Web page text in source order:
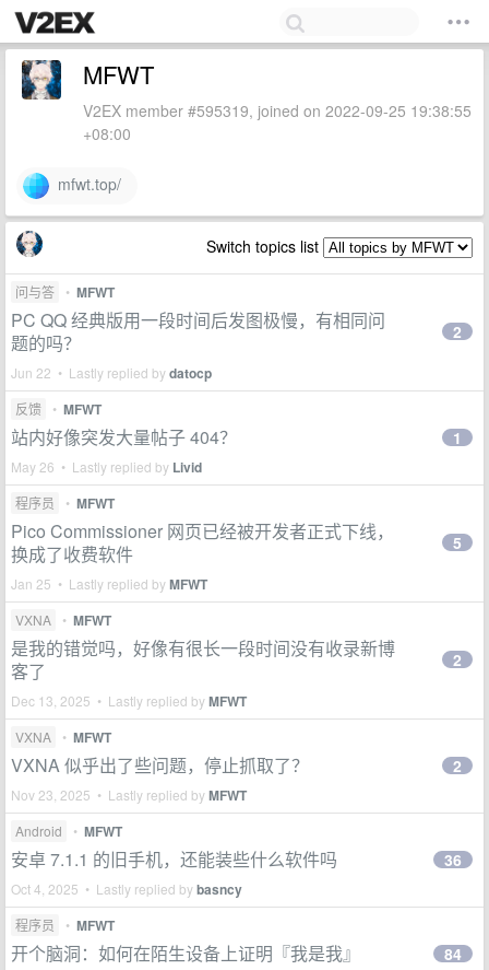
MFWT
V2EX member #595319, joined on 2022-09-25 19:38:55
+08:00
mfwt.top/
Switch topics list
问与答 • MFWT
PC QQ 经典版用一段时间后发图极慢，有相同问
题的吗？
Jun 22 • Lastly replied bydatocp
2
反馈 • MFWT
站内好像突发大量帖子 404？
May 26 • Lastly replied by Livid
1
程序员 • MFWT
Pico Commissioner 网页已经被开发者正式下线，
换成了收费软件
Jan 25 • Lastly replied byMFWT
5
VXNA • MFWT
是我的错觉吗，好像有很长一段时间没有收录新博
客了
Dec 13, 2025 • Lastly replied byMFWT
2
VXNA • MFWT
VXNA 似乎出了些问题，停止抓取了？
Nov 23, 2025 • Lastly replied byMFWT
2
Android • MFWT
安卓 7.1.1 的旧手机，还能装些什么软件吗
Oct 4, 2025 • Lastly replied bybasncy
36
程序员 • MFWT
开个脑洞：如何在陌生设备上证明『我是我』 84